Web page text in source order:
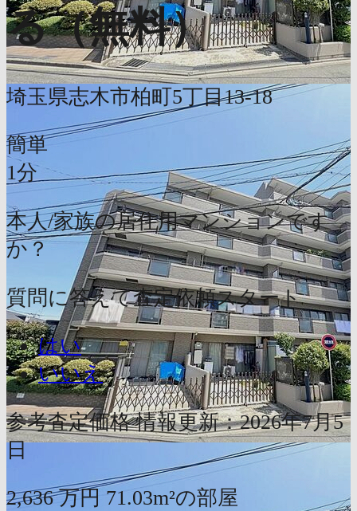
る（無料）
埼玉県志木市柏町5丁目13-18
簡単
1分
本人/家族の居住用マンションです
か？
質問に答えて査定依頼スタート
はい
いいえ
参考査定価格 情報更新：2026年7月5
日
2,636 万円 71.03m²の部屋